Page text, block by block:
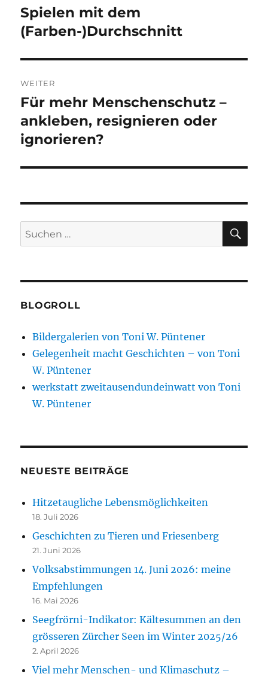
Vorheriger
Beitrag:
Spielen mit dem
(Farben-)Durchschnitt
WEITER
Nächster
Beitrag:
Für mehr Menschenschutz –
ankleben, resignieren oder
ignorieren?
Suchen
nach:
BLOGROLL
Bildergalerien von Toni W. Püntener
Gelegenheit macht Geschichten – von Toni
W. Püntener
werkstatt zweitausendundeinwatt von Toni
W. Püntener
NEUESTE BEITRÄGE
Hitzetaugliche Lebensmöglichkeiten
18. Juli 2026
Geschichten zu Tieren und Friesenberg
21. Juni 2026
Volksabstimmungen 14. Juni 2026: meine
Empfehlungen
16. Mai 2026
Seegfrörni-Indikator: Kältesummen an den
grösseren Zürcher Seen im Winter 2025/26
2. April 2026
Viel mehr Menschen- und Klimaschutz –